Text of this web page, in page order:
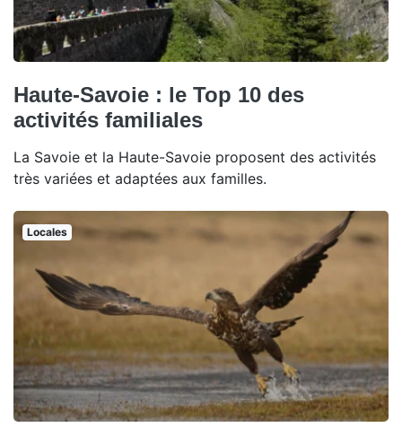
Haute-Savoie : le Top 10 des
activités familiales
La Savoie et la Haute-Savoie proposent des activités
très variées et adaptées aux familles.
Locales